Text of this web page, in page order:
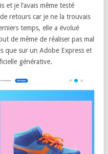
et je l’avais même testé
retours car je ne la trouvais
temps, elle a évolué
de même de réaliser pas mal
que sur un Adobe Express et
générative.